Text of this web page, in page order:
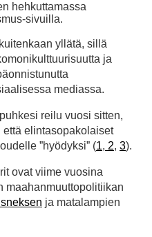
hehkuttamassa
sivuilla.
yllätä, sillä
ja
mediassa.
puhkesi reilu vuosi sitten,
elintasopakolaiset
”hyödyksi” (1, 2, 3).
ovat viime vuosina
maahanmuuttopolitiikan
ja matalampien